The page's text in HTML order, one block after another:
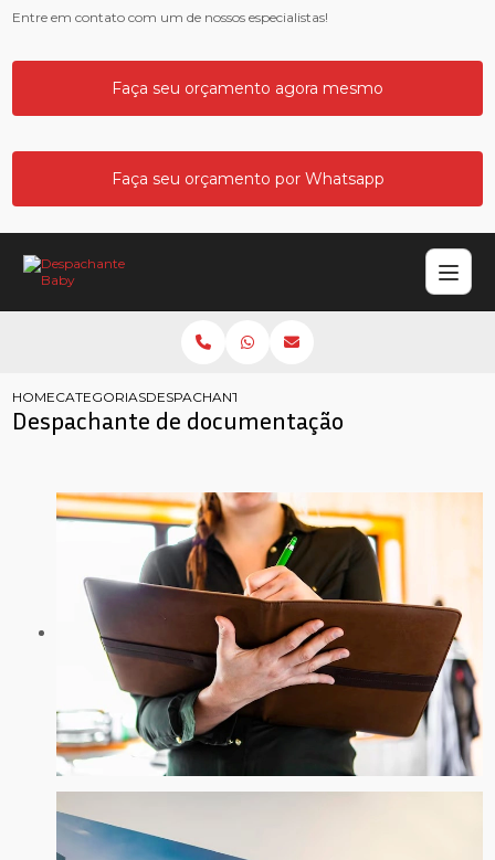
Entre em contato com um de nossos especialistas!
Faça seu orçamento agora mesmo
Faça seu orçamento por Whatsapp
HOMECATEGORIASDESPACHANTE DOCUMENTACAO
Despachante de documentação